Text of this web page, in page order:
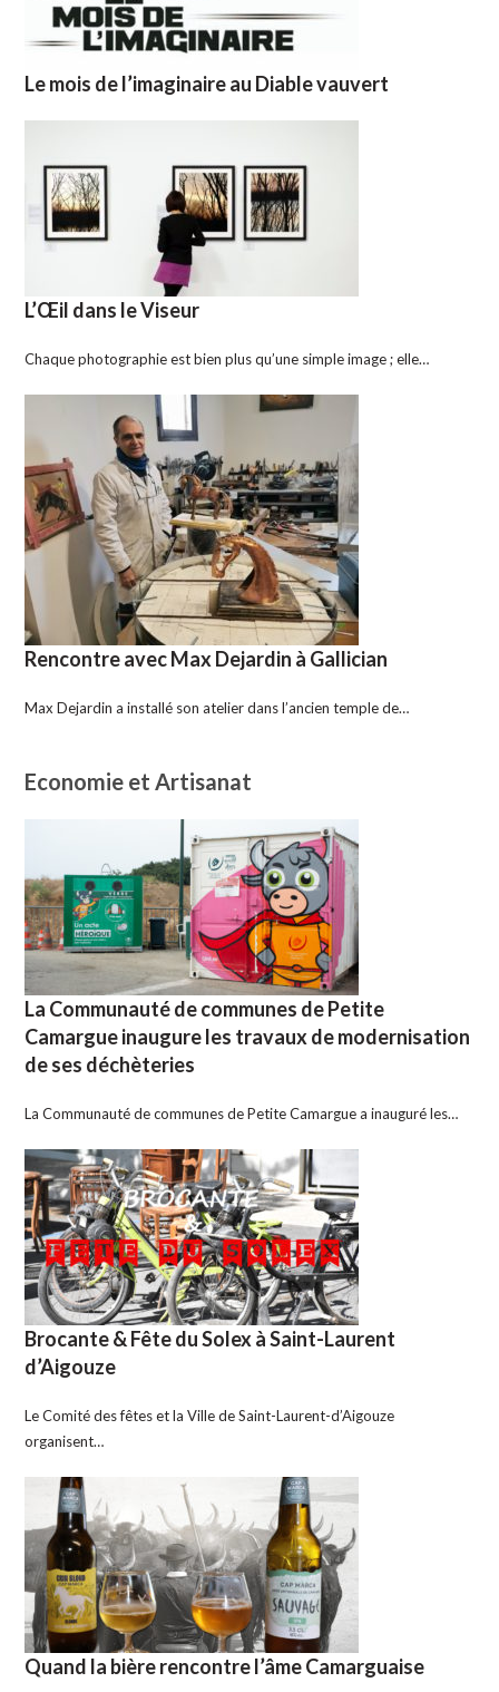
Le mois de l’imaginaire au Diable vauvert
L’Œil dans le Viseur
Chaque photographie est bien plus qu’une simple image ; elle…
Rencontre avec Max Dejardin à Gallician
Max Dejardin a installé son atelier dans l’ancien temple de…
Economie et Artisanat
La Communauté de communes de Petite
Camargue inaugure les travaux de modernisation
de ses déchèteries
La Communauté de communes de Petite Camargue a inauguré les…
Brocante & Fête du Solex à Saint-Laurent
d’Aigouze
Le Comité des fêtes et la Ville de Saint-Laurent-d’Aigouze
organisent…
Quand la bière rencontre l’âme Camarguaise